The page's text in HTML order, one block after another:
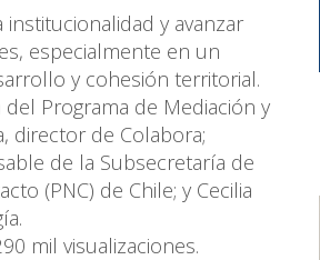
y avanzar
especialmente en un
y cohesión territorial.
Programa de Mediación y
director de Colabora;
de la Subsecretaría de
(PNC) de Chile; y Cecilia
mil visualizaciones.